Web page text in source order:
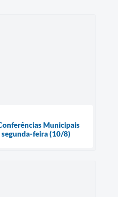
Municipais
segunda-feira (10/8)